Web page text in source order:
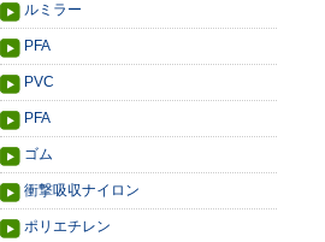
ルミラー
PFA
PVC
PFA
ゴム
衝撃吸収ナイロン
ポリエチレン